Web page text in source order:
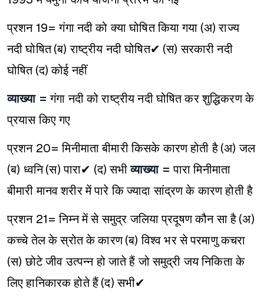
प्रशन 19= गंगा नदी को क्या घोषित किया गया (अ) राज्य
नदी घोषित (ब) राष्ट्रीय नदी घोषित✔ (स) सरकारी नदी
घोषित (द) कोई नहीं
व्याख्या = गंगा नदी को राष्ट्रीय नदी घोषित कर शुद्धिकरण के
प्रयास किए गए
प्रशन 20= मिनीमाता बीमारी किसके कारण होती है (अ) जल
(ब) ध्वनि (स) पारा✔ (द) सभी व्याख्या = पारा मिनीमाता
बीमारी मानव शरीर में पारे कि ज्यादा सांद्रण के कारण होती है
प्रशन 21= निम्न में से समुद्र जलिया प्रदूषण कौन सा है (अ)
कच्चे तेल के स्रोत के कारण (ब) विश्व भर से परमाणु कचरा
(स) छोटे जीव उत्पन्न हो जाते हैं जो समुद्री जय निकिता के
लिए हानिकारक होते हैं (द) सभी✔